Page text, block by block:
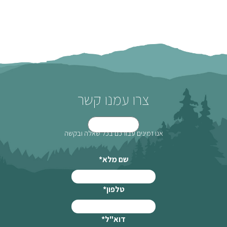
צרו עמנו קשר
אנו זמינים עבורכם בכל שאלה ובקשה
שם מלא*
טלפון*
דוא"ל*